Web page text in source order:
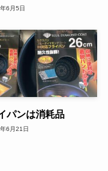
6月5日
パンは消耗品
6月21日